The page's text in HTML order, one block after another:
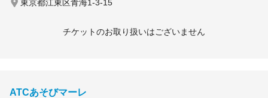
東京都江東区青海1-3-15
チケットのお取り扱いはございません
ATCあそびマーレ